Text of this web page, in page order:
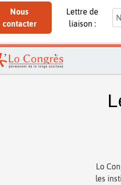
Nous
contacter
Lettre de
liaison :
Lo
les